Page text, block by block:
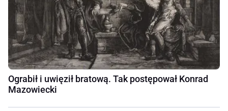
Ograbił i uwięził bratową. Tak postępował Konrad
Mazowiecki